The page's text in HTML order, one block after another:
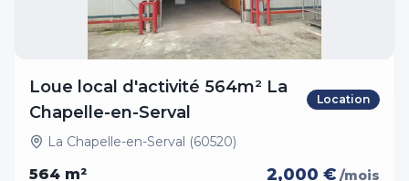
Loue local d'activité 564m² La
Chapelle-en-Serval
Location
La Chapelle-en-Serval (60520)
564 m² 2,000 € /mois